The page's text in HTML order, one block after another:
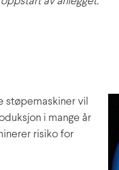
støpemaskiner vil
i mange år
risiko for